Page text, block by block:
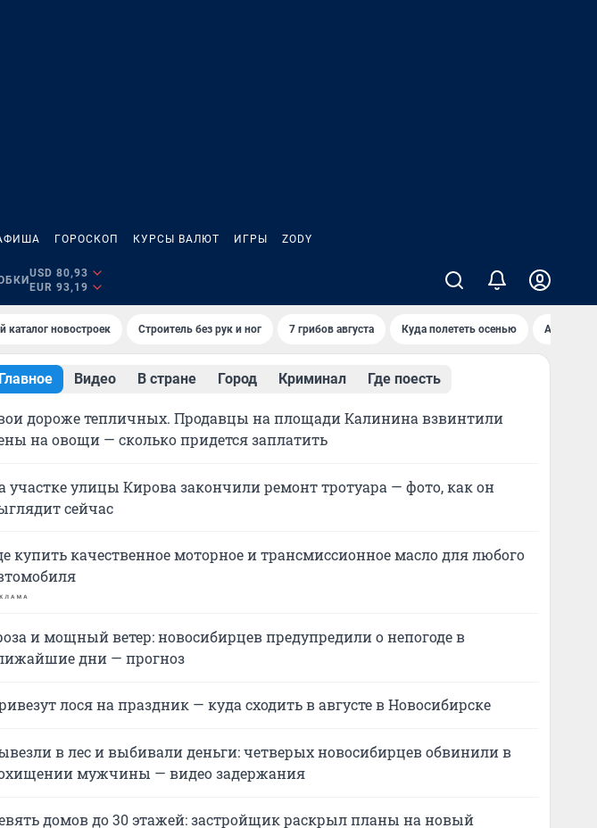
ГОРОСКОП КУРСЫ ВАЛЮТ ИГРЫ ZODY
USD 80,93
EUR 93,19
каталог новостроек Строитель без рук и ног 7 грибов августа Куда полететь осенью Афиша на
Главное Видео В стране Город Криминал Где поесть
дороже тепличных. Продавцы на площади Калинина взвинтили
на овощи — сколько придется заплатить
участке улицы Кирова закончили ремонт тротуара — фото, как он
сейчас
купить качественное моторное и трансмиссионное масло для любого
и мощный ветер: новосибирцев предупредили о непогоде в
дни — прогноз
лося на праздник — куда сходить в августе в Новосибирске
в лес и выбивали деньги: четверых новосибирцев обвинили в
мужчины — видео задержания
домов до 30 этажей: застройщик раскрыл планы на новый